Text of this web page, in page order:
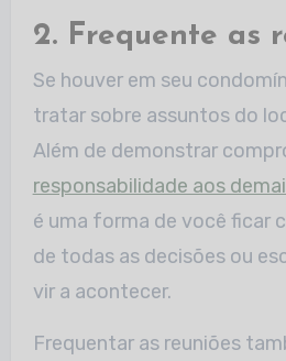
2. Frequente as
Se houver em seu
tratar sobre assuntos do
Além de demonstrar
responsabilidade aos
é uma forma de você ficar
de todas as decisões ou
vir a acontecer.
Frequentar as reuniões